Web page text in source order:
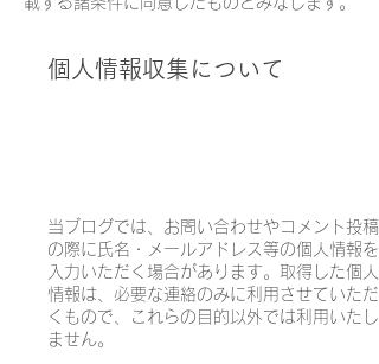
個人情報収集について
当ブログでは、お問い合わせやコメント投稿
の際に氏名・メールアドレス等の個人情報を
入力いただく場合があります。取得した個人
情報は、必要な連絡のみに利用させていただ
くもので、これらの目的以外では利用いたし
ません。